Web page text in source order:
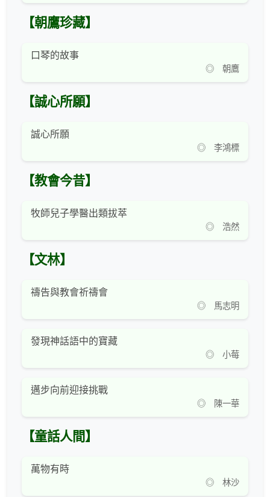
【朝鷹珍藏】
口琴的故事
◎ 朝鷹
【誠心所願】
誠心所願
◎ 李鴻標
【教會今昔】
牧師兒子學醫出類拔萃
◎ 浩然
【文林】
禱告與教會祈禱會
◎ 馬志明
發現神話語中的寶藏
◎ 小莓
邁步向前迎接挑戰
◎ 陳一華
【童話人間】
萬物有時
◎ 林沙